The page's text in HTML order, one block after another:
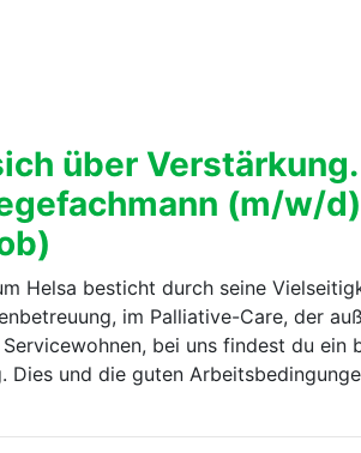
über
(m/w/
Helsa besticht durch seine
im Palliative-Care, der
bei uns findest du
Dies und die guten